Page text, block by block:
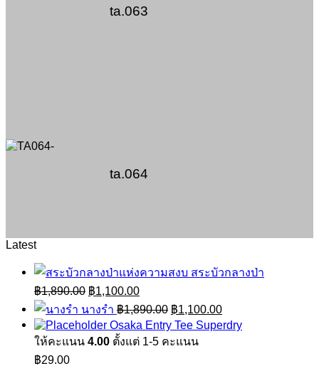
ta.063
ta.064
Latest
สระบัวกลางป่า
฿1,890.00 Original
price
was:
฿1,890.00.
฿1,100.00Current
price
is:
฿1,100.00.
นางรำ ฿1,890.00 Original
price
was:
฿1,890.00.
฿1,100.00Current
price
is:
Osaka Entry Tee Superdry
ให้คะแนน 4.00 ตั้งแต่ 1-5 คะแนน
฿29.00